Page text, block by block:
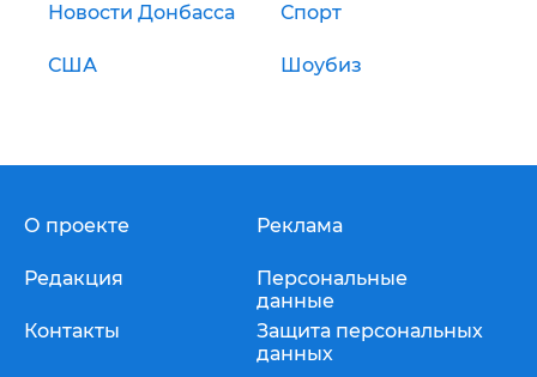
Новости Донбасса Спорт
США Шоубиз
О проекте
Редакция
Контакты
Реклама
Персональные
данные
Защита персональных
данных